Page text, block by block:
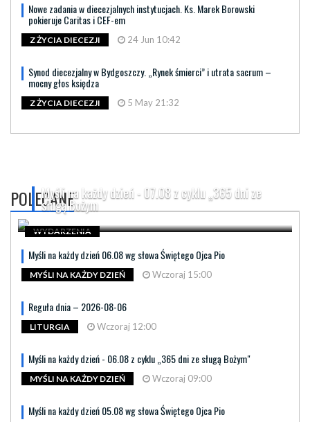
Nowe zadania w diecezjalnych instytucjach. Ks. Marek Borowski
pokieruje Caritas i CEF-em
Z ŻYCIA DIECEZJI 24 Jun 10:42
Synod diecezjalny w Bydgoszczy. „Rynek śmierci” i utrata sacrum –
mocny głos księdza
Z ŻYCIA DIECEZJI 5 May 21:32
POLECANEMyśli na każdy dzień - 07.08 z cyklu „365 dni ze
sługą Bożym
WYDARZENIA
Myśli na każdy dzień 06.08 wg słowa Świętego Ojca Pio
MYŚLI NA KAŻDY DZIEŃ Wczoraj 15:00
Reguła dnia – 2026-08-06
LITURGIA Wczoraj 12:00
Myśli na każdy dzień - 06.08 z cyklu „365 dni ze sługą Bożym"
MYŚLI NA KAŻDY DZIEŃ Wczoraj 09:00
Myśli na każdy dzień 05.08 wg słowa Świętego Ojca Pio